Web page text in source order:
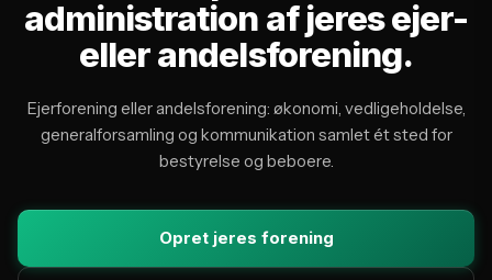
administration af jeres ejer-
eller andelsforening.
Ejerforening eller andelsforening: økonomi, vedligeholdelse,
generalforsamling og kommunikation samlet ét sted for
bestyrelse og beboere.
Opret jeres forening